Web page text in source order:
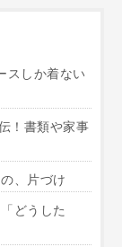
スしか着ない
！書類や家事
、片づけ
どうした